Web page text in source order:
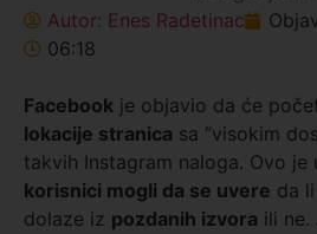
Autor: Enes Radetinac
06:18
Facebook je objavio da će
lokacije stranica sa “visokim
takvih Instagram naloga. Ovo je
korisnici mogli da se uvere da
dolaze iz pozdanih izvora ili ne.